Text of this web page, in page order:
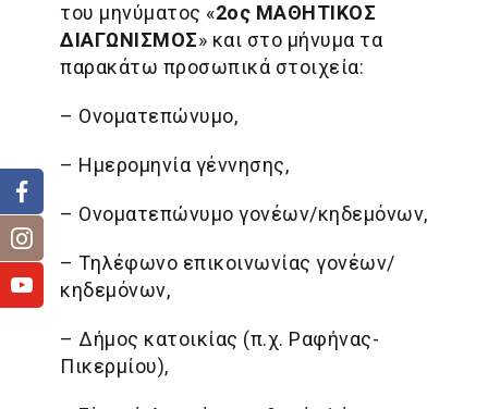
του μηνύματος «2ος ΜΑΘΗΤΙΚΟΣ
ΔΙΑΓΩΝΙΣΜΟΣ» και στο μήνυμα τα
παρακάτω προσωπικά στοιχεία:
– Ονοματεπώνυμο,
– Ημερομηνία γέννησης,
– Ονοματεπώνυμο γονέων/κηδεμόνων,
– Τηλέφωνο επικοινωνίας γονέων/
κηδεμόνων,
– Δήμος κατοικίας (π.χ. Ραφήνας-
Πικερμίου),